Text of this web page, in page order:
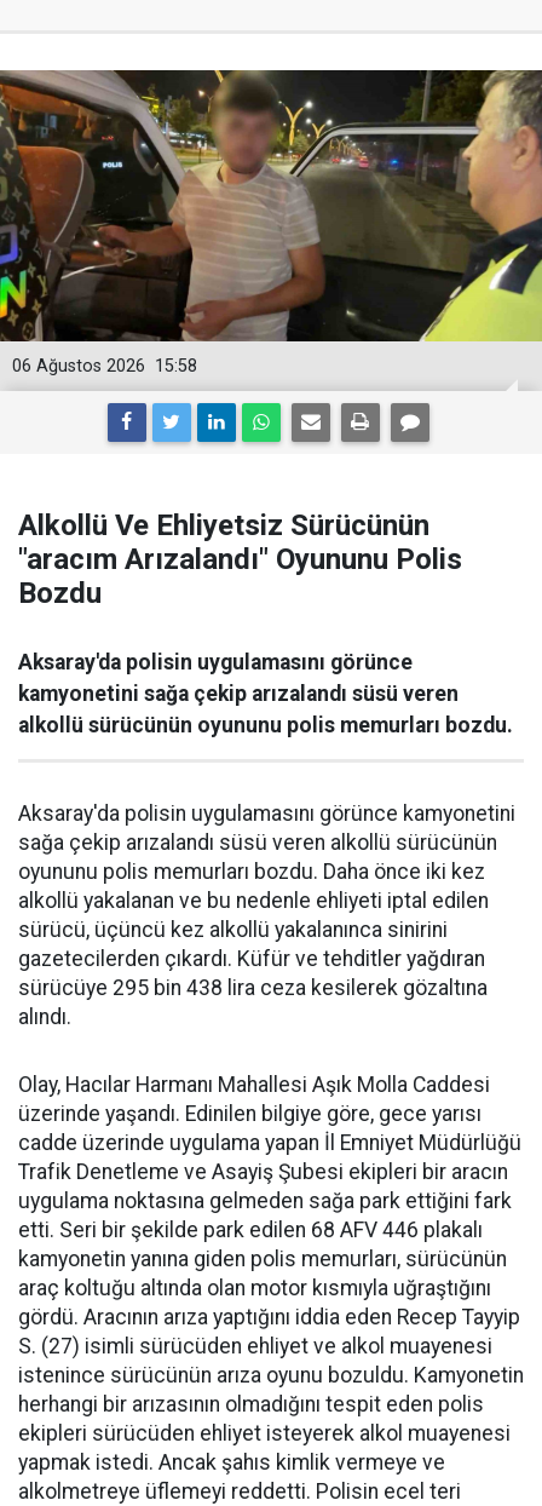
15:58
06 Ağustos 2026
Alkollü Ve Ehliyetsiz Sürücünün
"aracım Arızalandı" Oyununu Polis
Bozdu
Aksaray'da polisin uygulamasını görünce
kamyonetini sağa çekip arızalandı süsü veren
alkollü sürücünün oyununu polis memurları bozdu.
Aksaray'da polisin uygulamasını görünce kamyonetini
sağa çekip arızalandı süsü veren alkollü sürücünün
oyununu polis memurları bozdu. Daha önce iki kez
alkollü yakalanan ve bu nedenle ehliyeti iptal edilen
sürücü, üçüncü kez alkollü yakalanınca sinirini
gazetecilerden çıkardı. Küfür ve tehditler yağdıran
sürücüye 295 bin 438 lira ceza kesilerek gözaltına
alındı.
Olay, Hacılar Harmanı Mahallesi Aşık Molla Caddesi
üzerinde yaşandı. Edinilen bilgiye göre, gece yarısı
cadde üzerinde uygulama yapan İl Emniyet Müdürlüğü
Trafik Denetleme ve Asayiş Şubesi ekipleri bir aracın
uygulama noktasına gelmeden sağa park ettiğini fark
etti. Seri bir şekilde park edilen 68 AFV 446 plakalı
kamyonetin yanına giden polis memurları, sürücünün
araç koltuğu altında olan motor kısmıyla uğraştığını
gördü. Aracının arıza yaptığını iddia eden Recep Tayyip
S. (27) isimli sürücüden ehliyet ve alkol muayenesi
istenince sürücünün arıza oyunu bozuldu. Kamyonetin
herhangi bir arızasının olmadığını tespit eden polis
ekipleri sürücüden ehliyet isteyerek alkol muayenesi
yapmak istedi. Ancak şahıs kimlik vermeye ve
alkolmetreye üflemeyi reddetti. Polisin ecel teri